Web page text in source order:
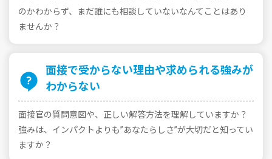
のかわからず、まだ誰にも相談していないなんてことはあり
ませんか？
⾯接で受からない理由や求められる強みが
わからない
⾯接官の質問意図や、正しい解答⽅法を理解していますか？
強みは、インパクトよりも”あなたらしさ”が⼤切だと知ってい
ますか？